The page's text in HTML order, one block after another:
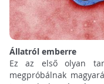
Állatról emberre
Ez az első olyan
megpróbálnak